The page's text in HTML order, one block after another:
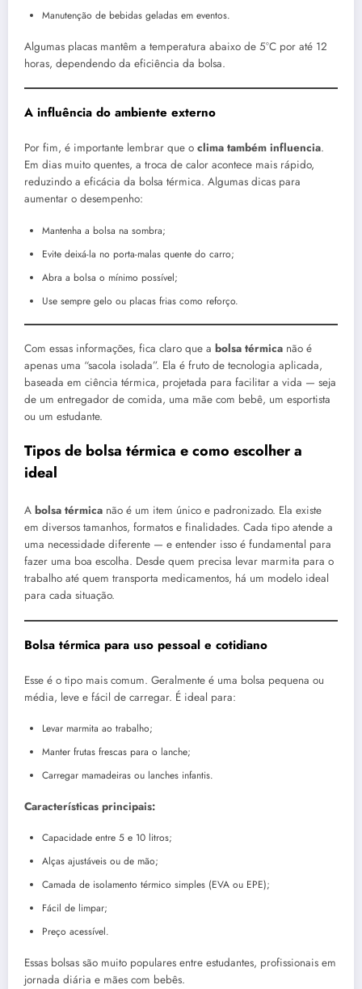
Manutenção de bebidas geladas em eventos.
Algumas placas mantêm a temperatura abaixo de 5°C por até 12
horas, dependendo da eficiência da bolsa.
A influência do ambiente externo
Por fim, é importante lembrar que o clima também influencia.
Em dias muito quentes, a troca de calor acontece mais rápido,
reduzindo a eficácia da bolsa térmica. Algumas dicas para
aumentar o desempenho:
Mantenha a bolsa na sombra;
Evite deixá-la no porta-malas quente do carro;
Abra a bolsa o mínimo possível;
Use sempre gelo ou placas frias como reforço.
Com essas informações, fica claro que a bolsa térmica não é
apenas uma “sacola isolada”. Ela é fruto de tecnologia aplicada,
baseada em ciência térmica, projetada para facilitar a vida — seja
de um entregador de comida, uma mãe com bebê, um esportista
ou um estudante.
Tipos de bolsa térmica e como escolher a
ideal
A bolsa térmica não é um item único e padronizado. Ela existe
em diversos tamanhos, formatos e finalidades. Cada tipo atende a
uma necessidade diferente — e entender isso é fundamental para
fazer uma boa escolha. Desde quem precisa levar marmita para o
trabalho até quem transporta medicamentos, há um modelo ideal
para cada situação.
Bolsa térmica para uso pessoal e cotidiano
Esse é o tipo mais comum. Geralmente é uma bolsa pequena ou
média, leve e fácil de carregar. É ideal para:
Levar marmita ao trabalho;
Manter frutas frescas para o lanche;
Carregar mamadeiras ou lanches infantis.
Características principais:
Capacidade entre 5 e 10 litros;
Alças ajustáveis ou de mão;
Camada de isolamento térmico simples (EVA ou EPE);
Fácil de limpar;
Preço acessível.
Essas bolsas são muito populares entre estudantes, profissionais em
jornada diária e mães com bebês.